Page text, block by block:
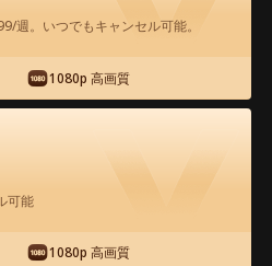
内で無料視聴可能
週。いつでもキャンセル可能。
1080p 高画質
可能
1080p 高画質